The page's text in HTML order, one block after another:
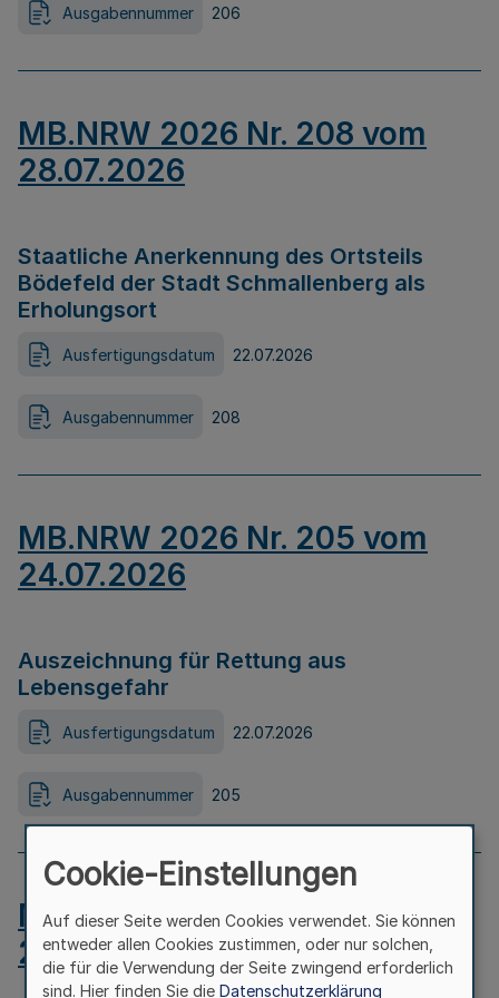
Ausgabennummer 206
MB.NRW 2026 Nr. 208 vom
28.07.2026
Staatliche Anerkennung des Ortsteils
Bödefeld der Stadt Schmallenberg als
Erholungsort
Ausfertigungsdatum 22.07.2026
Ausgabennummer 208
MB.NRW 2026 Nr. 205 vom
24.07.2026
Auszeichnung für Rettung aus
Lebensgefahr
Ausfertigungsdatum 22.07.2026
Ausgabennummer 205
MB.NRW 2026 Nr. 204 vom
24.07.2026
Cookie-Einstellungen
Auf dieser Seite werden Cookies verwendet. Sie können
entweder allen Cookies zustimmen, oder nur solchen,
die für die Verwendung der Seite zwingend erforderlich
sind. Hier finden Sie die Datenschutzerklärung